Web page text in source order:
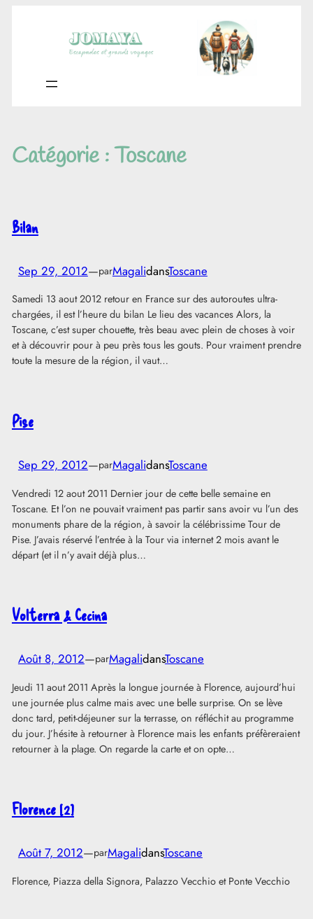
Catégorie :Toscane
Bilan
Sep 29, 2012—parMagalidansToscane
Samedi 13 aout 2012 retour en France sur des autoroutes ultra-
chargées, il est l’heure du bilan Le lieu des vacances Alors, la
Toscane, c’est super chouette, très beau avec plein de choses à voir
et à découvrir pour à peu près tous les gouts. Pour vraiment prendre
toute la mesure de la région, il vaut…
Pise
Sep 29, 2012—parMagalidansToscane
Vendredi 12 aout 2011 Dernier jour de cette belle semaine en
Toscane. Et l’on ne pouvait vraiment pas partir sans avoir vu l’un des
monuments phare de la région, à savoir la célébrissime Tour de
Pise. J’avais réservé l’entrée à la Tour via internet 2 mois avant le
départ (et il n’y avait déjà plus…
Volterra & Cecina
Août 8, 2012—parMagalidansToscane
Jeudi 11 aout 2011 Après la longue journée à Florence, aujourd’hui
une journée plus calme mais avec une belle surprise. On se lève
donc tard, petit-déjeuner sur la terrasse, on réfléchit au programme
du jour. J’hésite à retourner à Florence mais les enfants préfèreraient
retourner à la plage. On regarde la carte et on opte…
Florence [2]
Août 7, 2012—parMagalidansToscane
Florence, Piazza della Signora, Palazzo Vecchio et Ponte Vecchio